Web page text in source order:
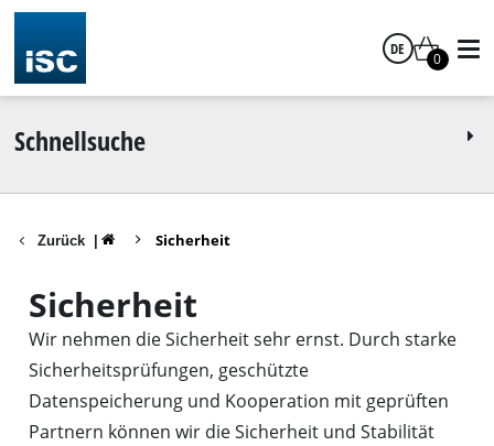
DE
0
Schnellsuche
Zurück Sicherheit
Sicherheit
Wir nehmen die Sicherheit sehr ernst. Durch starke
Sicherheitsprüfungen, geschützte
Datenspeicherung und Kooperation mit geprüften
Partnern können wir die Sicherheit und Stabilität